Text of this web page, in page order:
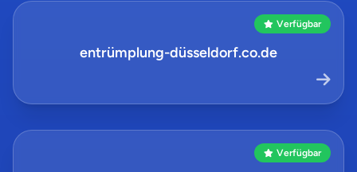
Verfügbar
entrümplung-düsseldorf.co.de
Verfügbar